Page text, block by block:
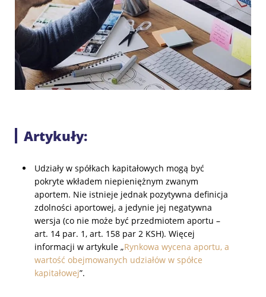
Artykuły:
Udziały w spółkach kapitałowych mogą być
pokryte wkładem niepieniężnym zwanym
aportem. Nie istnieje jednak pozytywna definicja
zdolności aportowej, a jedynie jej negatywna
wersja (co nie może być przedmiotem aportu –
art. 14 par. 1, art. 158 par 2 KSH). Więcej
informacji w artykule „Rynkowa wycena aportu, a
wartość obejmowanych udziałów w spółce
kapitałowej”.